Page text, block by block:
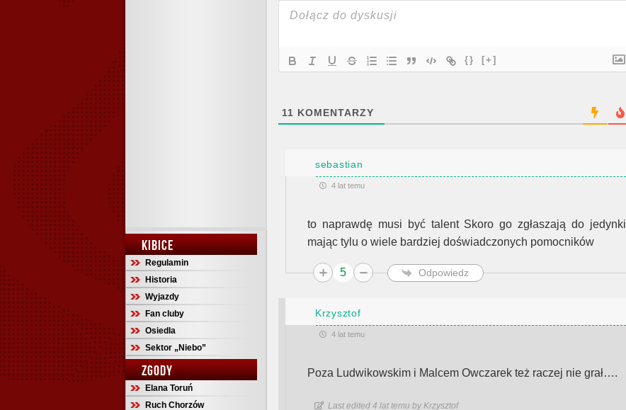
KIBICE
Regulamin
Historia
Wyjazdy
Fan cluby
Osiedla
Sektor „Niebo”
ZGODY
Elana Toruń
Ruch Chorzów
{} [+]
11 KOMENTARZY
sebastian
4 lat temu
to naprawdę musi być talent Skoro go zgłaszają do jedynki
mając tylu o wiele bardziej doświadczonych pomocników
5 Odpowiedz
Krzysztof
4 lat temu
Poza Ludwikowskim i Malcem Owczarek też raczej nie grał….
Last edited 4 lat temu by Krzysztof